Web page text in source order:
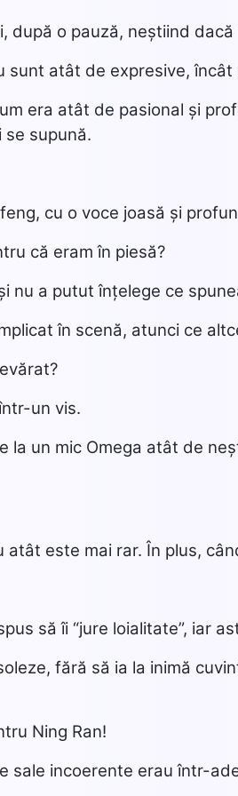
după o pauză, neștiind
sunt atât de expresive,
era atât de pasional și
supună.
cu o voce joasă și
că eram în piesă?
nu a putut înțelege ce
în scenă, atunci ce
un vis.
la un mic Omega atât de
este mai rar. În plus,
să îi “jure loialitate”, iar
fără să ia la inimă
Ning Ran!
sale incoerente erau într-